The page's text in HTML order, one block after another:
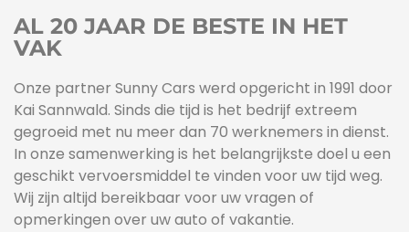
AL 20 JAAR DE BESTE IN HET
VAK
Onze partner Sunny Cars werd opgericht in 1991 door
Kai Sannwald. Sinds die tijd is het bedrijf extreem
gegroeid met nu meer dan 70 werknemers in dienst.
In onze samenwerking is het belangrijkste doel u een
geschikt vervoersmiddel te vinden voor uw tijd weg.
Wij zijn altijd bereikbaar voor uw vragen of
opmerkingen over uw auto of vakantie.